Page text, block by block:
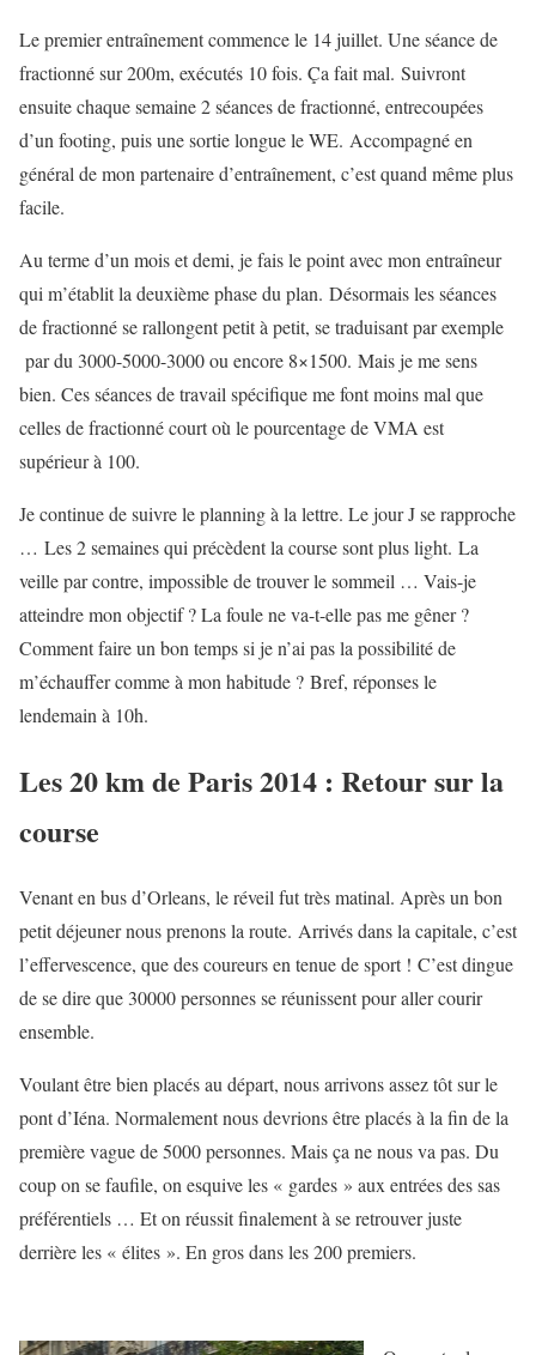
Le premier entraînement commence le 14 juillet. Une séance de
fractionné sur 200m, exécutés 10 fois. Ça fait mal. Suivront
ensuite chaque semaine 2 séances de fractionné, entrecoupées
d’un footing, puis une sortie longue le WE. Accompagné en
général de mon partenaire d’entraînement, c’est quand même plus
facile.
Au terme d’un mois et demi, je fais le point avec mon entraîneur
qui m’établit la deuxième phase du plan. Désormais les séances
de fractionné se rallongent petit à petit, se traduisant par exemple
par du 3000-5000-3000 ou encore 8×1500. Mais je me sens
bien. Ces séances de travail spécifique me font moins mal que
celles de fractionné court où le pourcentage de VMA est
supérieur à 100.
Je continue de suivre le planning à la lettre. Le jour J se rapproche
… Les 2 semaines qui précèdent la course sont plus light. La
veille par contre, impossible de trouver le sommeil … Vais-je
atteindre mon objectif ? La foule ne va-t-elle pas me gêner ?
Comment faire un bon temps si je n’ai pas la possibilité de
m’échauffer comme à mon habitude ? Bref, réponses le
lendemain à 10h.
Les 20 km de Paris 2014 : Retour sur la
course
Venant en bus d’Orleans, le réveil fut très matinal. Après un bon
petit déjeuner nous prenons la route. Arrivés dans la capitale, c’est
l’effervescence, que des coureurs en tenue de sport ! C’est dingue
de se dire que 30000 personnes se réunissent pour aller courir
ensemble.
Voulant être bien placés au départ, nous arrivons assez tôt sur le
pont d’Iéna. Normalement nous devrions être placés à la fin de la
première vague de 5000 personnes. Mais ça ne nous va pas. Du
coup on se faufile, on esquive les « gardes » aux entrées des sas
préférentiels … Et on réussit finalement à se retrouver juste
derrière les « élites ». En gros dans les 200 premiers.